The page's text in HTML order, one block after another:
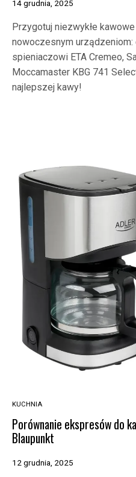
14 grudnia, 2025
Przygotuj niezwykłe
nowoczesnym
spieniaczowi ETA Cremeo,
Moccamaster KBG 741
najlepszej kawy!
KUCHNIA
Porównanie ekspresów do
Blaupunkt
12 grudnia, 2025